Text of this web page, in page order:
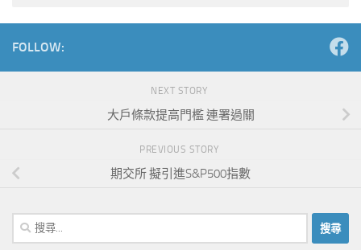
FOLLOW:
NEXT STORY
大戶條款提高門檻 連署過關
PREVIOUS STORY
期交所 擬引進S&P500指數
搜
尋